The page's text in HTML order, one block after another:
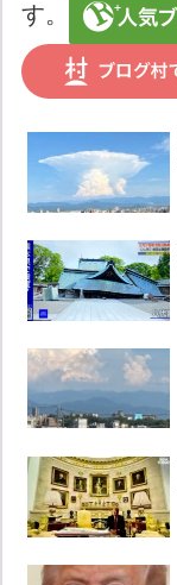
す。